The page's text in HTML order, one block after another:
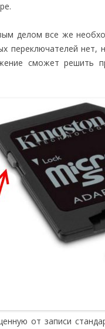
делом все же
переключателей
сможет решить
от записи